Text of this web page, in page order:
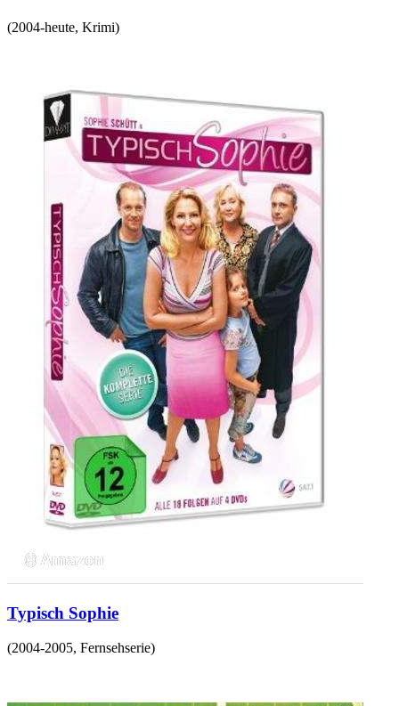
(2004-heute, Krimi)
Typisch Sophie
(2004-2005, Fernsehserie)